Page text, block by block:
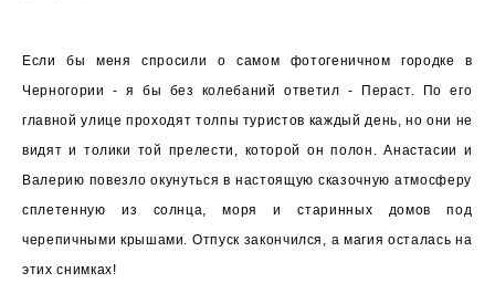
Если бы меня спросили о самом фотогеничном городке в
Черногории - я бы без колебаний ответил - Пераст. По его
главной улице проходят толпы туристов каждый день, но они не
видят и толики той прелести, которой он полон. Анастасии и
Валерию повезло окунуться в настоящую сказочную атмосферу
сплетенную из солнца, моря и старинных домов под
черепичными крышами. Отпуск закончился, а магия осталась на
этих снимках!